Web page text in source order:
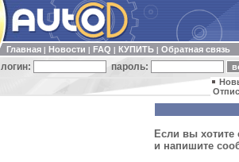
Главная Новости FAQ КУПИТЬ Обратная связь
логин: пароль:
Если вы хотите
и напишите